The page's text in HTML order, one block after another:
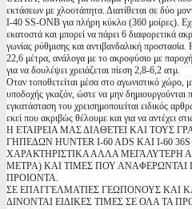
εκτάσεων με χλοοτάπητα. Διατίθεται σε δύο
I-40 SS-ONB για πλήρη κύκλο (360 μοίρες).
εκατοστά και μπορεί να πάρει 6 διαφορετικά
γωνίας ρύθμισης και αντιβανδαλική
22,6 μέτρα, ανάλογα με το ακροφύσιο με
για να δουλέψει χρειάζεται πίεση 2,8-6,2 ατμ.
Οταν τοποθετείται μέσα στο αγωνιστικό χώρο,
υποδοχής γκαζόν, ώστε να μην
εγκατάσταση του χρεισημοποιείται ειδικός
εκεί που ακριβώς θέλουμε και για να αντέχει
Η ΕΤΑΙΡΕΙΑ ΜΑΣ ΔΙΑΘΕΤΕΙ ΚΑΙ ΤΟΥΣ
ΓΗΠΕΔΩΝ HUNTER I-60 ADS ΚΑΙ I-60
ΧΑΡΑΚΤΗΡΙΣΤΙΚΑ ΑΛΛΑ ΜΕΓΑΛΥΤΕΡΗ
ΜΕΤΡΑ) ΚΑΙ ΤΙΜΕΣ ΠΟΥ ΑΝΑΦΕΡΩΝΤΑΙ
ΠΡΟΙΟΝΤΑ.
ΣΕ ΕΠΑΓΓΕΛΜΑΤΙΕΣ ΓΕΩΠΟΝΟΥΣ ΚΑΙ
ΔΙΝΟΝΤΑΙ ΕΙΔΙΚΕΣ ΤΙΜΕΣ ΣΕ ΟΛΑ ΤΑ